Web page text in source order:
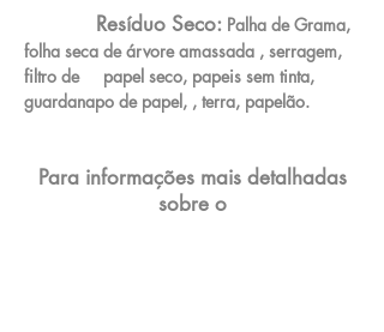
Resíduo Seco: Palha de Grama,
folha seca de árvore amassada , serragem,
filtro de papel seco, papeis sem tinta,
guardanapo de papel, , terra, papelão.
Para informações mais detalhadas
sobre o